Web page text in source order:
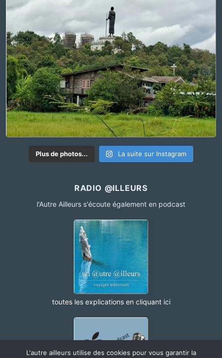
Plus de photos... La suite sur Instagram
RADIO @ILLEURS
l'Autre Ailleurs s'écoute également en podcast
toutes les explications en cliquant ici
L'autre ailleurs utilise des cookies pour vous garantir la